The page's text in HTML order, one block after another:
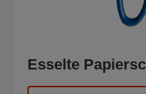
Esselte